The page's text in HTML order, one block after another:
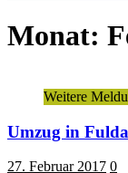
Monat:
Weitere
Umzug in
27. Februar 2017 0